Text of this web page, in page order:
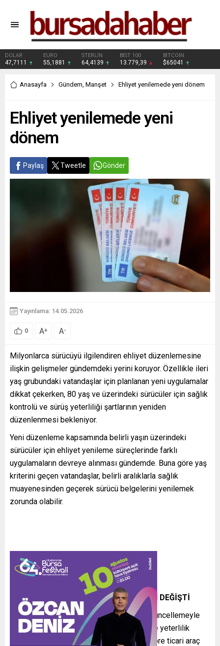
DOLAR
47,7111
EURO
55,1881
STERLİN
64,4139
BIST 100
13.779,39
BITCOIN
$65041
Anasayfa Gündem, Manşet Ehliyet yenilemede yeni dönem
Ehliyet yenilemede yeni
dönem
Paylaş Tweetle Gönder
Yayınlama: 14.05.2026
0 A+ A-
Milyonlarca sürücüyü ilgilendiren ehliyet düzenlemesine
ilişkin gelişmeler gündemdeki yerini koruyor. Özellikle ileri
yaş grubundaki vatandaşlar için planlanan yeni uygulamalar
dikkat çekerken, 80 yaş ve üzerindeki sürücüler için sağlık
kontrolü ve sürüş yeterliliği şartlarının yeniden
düzenlenmesi bekleniyor.
Yeni düzenleme kapsamında belirli yaşın üzerindeki
sürücüler için ehliyet yenileme süreçlerinde farklı
uygulamaların devreye alınması gündemde. Buna göre yaş
kriterini geçen vatandaşlar, belirli aralıklarla sağlık
muayenesinden geçerek sürücü belgelerini yenilemek
zorunda olabilir.
TİCARİ ARAÇ KULLANIMINDA YAŞ SINIRI DEĞİŞTİ
Karayolu Taşıma Yönetmeliği’nde yapılan güncellemeyle
ticari taşımacılık yapan sürücüler için yaş ve yeterlilik
kriterleri yeniden belirlendi. Yönetmeliğe göre ticari araç